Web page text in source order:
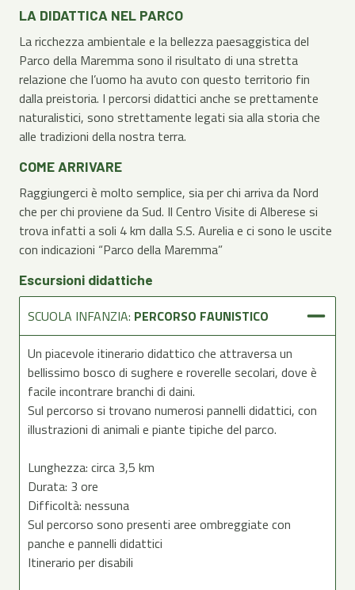
LA DIDATTICA NEL PARCO
La ricchezza ambientale e la bellezza paesaggistica del
Parco della Maremma sono il risultato di una stretta
relazione che l’uomo ha avuto con questo territorio fin
dalla preistoria. I percorsi didattici anche se prettamente
naturalistici, sono strettamente legati sia alla storia che
alle tradizioni della nostra terra.
COME ARRIVARE
Raggiungerci è molto semplice, sia per chi arriva da Nord
che per chi proviene da Sud. Il Centro Visite di Alberese si
trova infatti a soli 4 km dalla S.S. Aurelia e ci sono le uscite
con indicazioni “Parco della Maremma”
Escursioni didattiche
SCUOLA INFANZIA: PERCORSO FAUNISTICO
Un piacevole itinerario didattico che attraversa un
bellissimo bosco di sughere e roverelle secolari, dove è
facile incontrare branchi di daini.
Sul percorso si trovano numerosi pannelli didattici, con
illustrazioni di animali e piante tipiche del parco.
Lunghezza: circa 3,5 km
Durata: 3 ore
Difficoltà: nessuna
Sul percorso sono presenti aree ombreggiate con
panche e pannelli didattici
Itinerario per disabili